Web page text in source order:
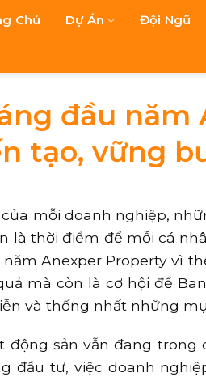
Chủ Dự Án Đội Ngũ
đầu năm
tạo, vững
mỗi doanh nghiệp,
là thời điểm để mỗi cá
Anexper Property vì
mà còn là cơ hội để
và thống nhất những
động sản vẫn đang
đầu tư, việc doanh